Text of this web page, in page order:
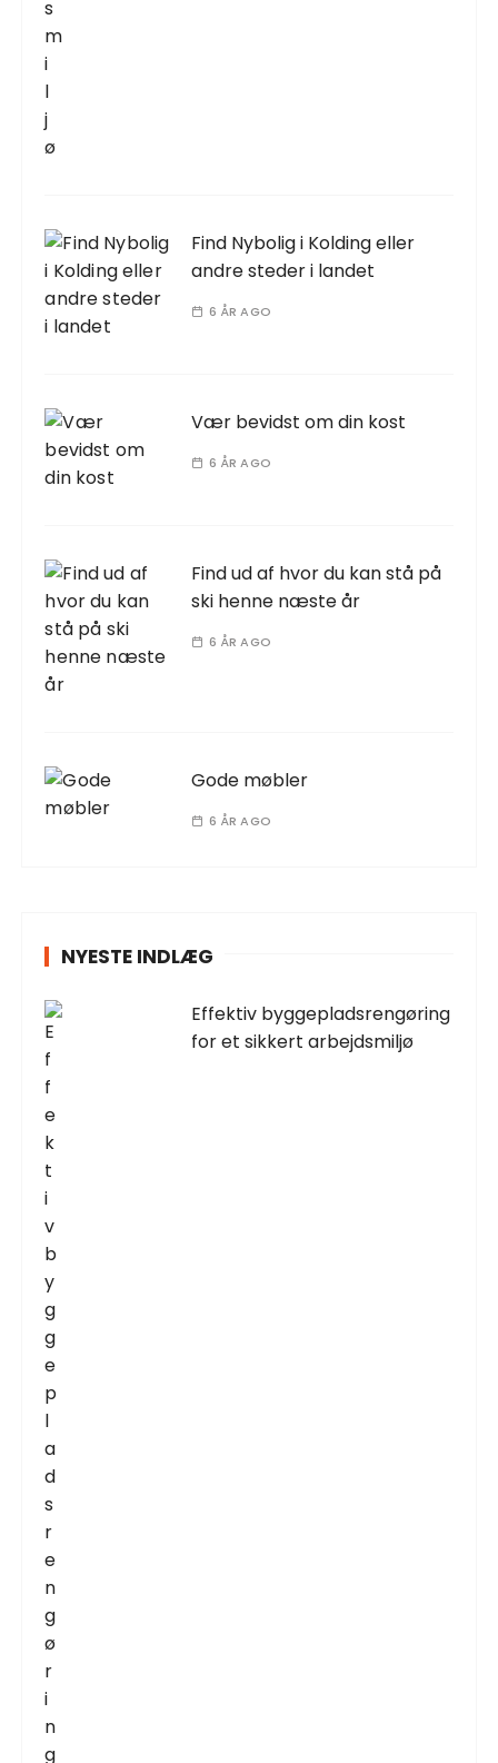
Find Nybolig i Kolding eller
andre steder i landet
6 ÅR AGO
Vær bevidst om din kost
6 ÅR AGO
Find ud af hvor du kan stå på
ski henne næste år
6 ÅR AGO
Gode møbler
6 ÅR AGO
NYESTE INDLÆG
Effektiv byggepladsrengøring
for et sikkert arbejdsmiljø